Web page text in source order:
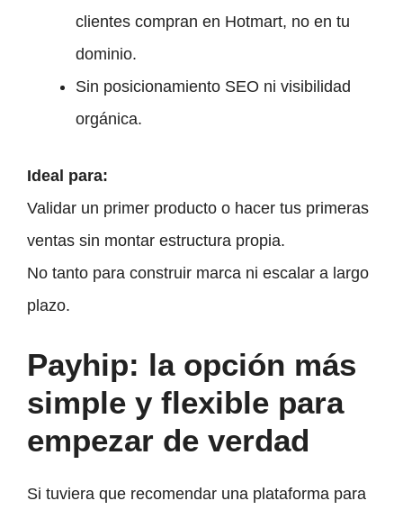
clientes compran en Hotmart, no en tu
dominio.
Sin posicionamiento SEO ni visibilidad
orgánica.
Ideal para:
Validar un primer producto o hacer tus primeras
ventas sin montar estructura propia.
No tanto para construir marca ni escalar a largo
plazo.
Payhip: la opción más
simple y flexible para
empezar de verdad
Si tuviera que recomendar una plataforma para